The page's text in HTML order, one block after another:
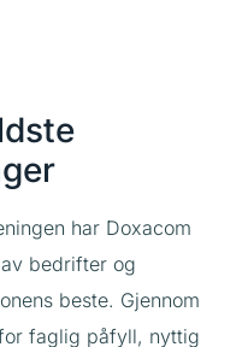
har Doxacom
bedrifter og
beste. Gjennom
faglig påfyll, nyttig